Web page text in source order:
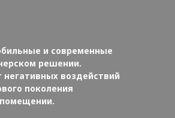
и современные
решении.
воздействий
поколения